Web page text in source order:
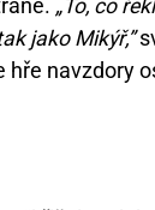
„To, co
jako Mikýř,”
hře navzdory